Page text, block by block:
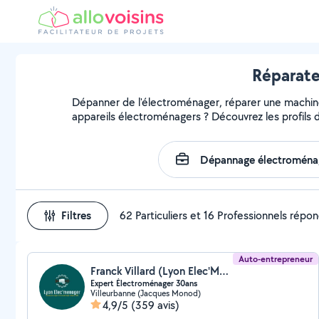
Dépanner de l'électroménager, réparer une
appareils électroménagers ? Découvrez les
Filtres 62 Particuliers et 16 Professionnels
Auto-entrepreneur
Franck Villard (Lyon Elec'Menager)
Expert Électroménager 30ans
Villeurbanne (Jacques Monod)
4,9/5 (359 avis)